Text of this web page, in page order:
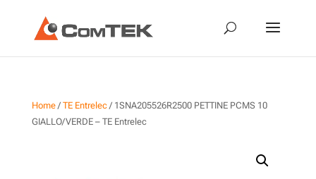
Home/ TE Entrelec/ 1SNA205526R2500 PETTINE PCMS 10
GIALLO/VERDE – TE Entrelec